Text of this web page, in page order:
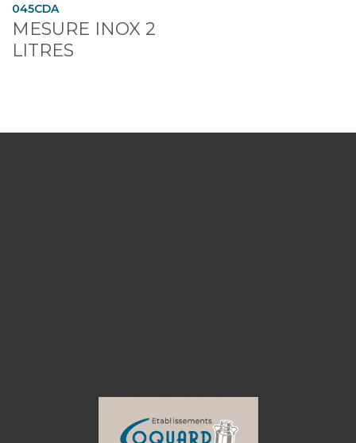
045CDA
MESURE INOX 2
LITRES